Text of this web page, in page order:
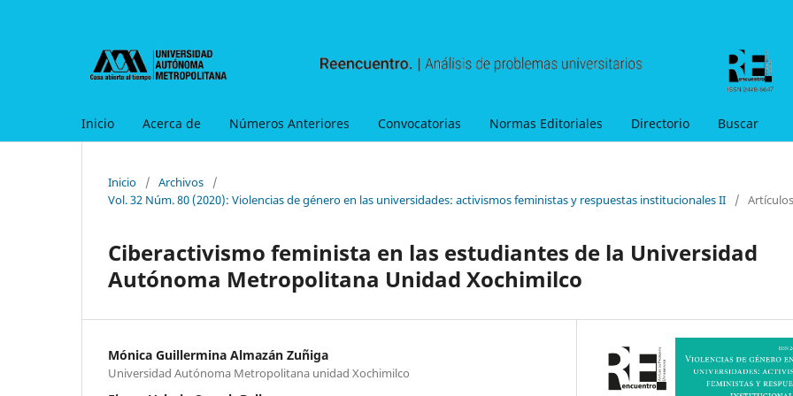
Inicio Acerca de Números Anteriores Convocatorias Normas Editoriales Directorio Buscar
Inicio / Archivos
/
Vol. 32 Núm. 80 (2020): Violencias de género en las universidades: activismos feministas y respuestas institucionales II
/ Artículos
Ciberactivismo feminista en las estudiantes de la Universidad
Autónoma Metropolitana Unidad Xochimilco
Mónica Guillermina Almazán Zuñiga
Universidad Autónoma Metropolitana unidad Xochimilco